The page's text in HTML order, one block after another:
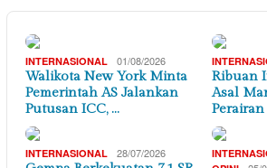
INTERNASIONAL 01/08/2026
Walikota New York Minta
Pemerintah AS Jalankan
Putusan ICC, …
Ribuan
Asal
INTERNASIONAL 28/07/2026